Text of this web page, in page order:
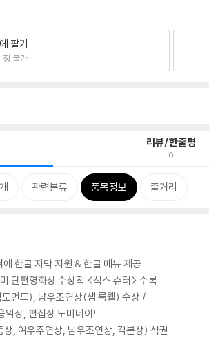
팔기
청 불가
리뷰/한줄평
0
관련분류 품목정보 줄거리
한글 자막 지원 & 한글 메뉴 제공
단편영화상 수상작 <식스 슈터> 수록
먼드), 남우조연상(샘 록웰) 수상 /
악상, 편집상 노미네이트
, 여우주연상, 남우조연상, 각본상) 석권